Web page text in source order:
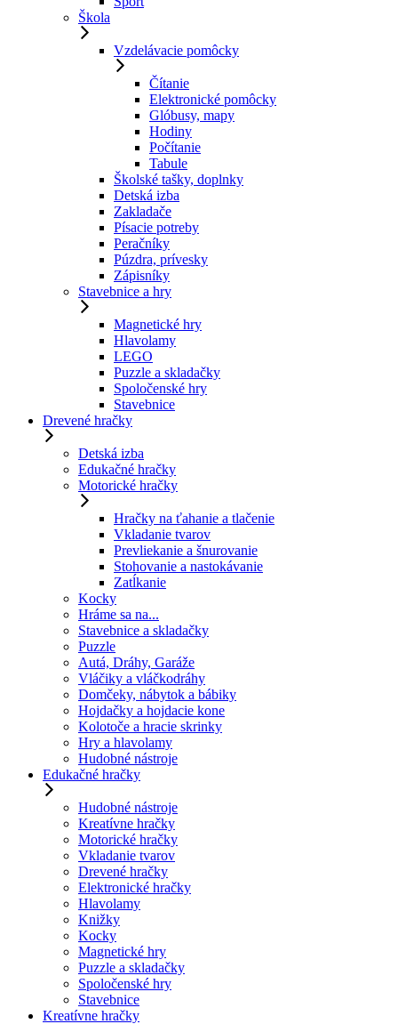
Škola
Vzdelávacie pomôcky
Čítanie
Elektronické pomôcky
Glóbusy, mapy
Hodiny
Počítanie
Tabule
Školské tašky, doplnky
Detská izba
Zakladače
Písacie potreby
Peračníky
Púzdra, prívesky
Zápisníky
Stavebnice a hry
Magnetické hry
Hlavolamy
LEGO
Puzzle a skladačky
Spoločenské hry
Stavebnice
Drevené hračky
Detská izba
Edukačné hračky
Motorické hračky
Hračky na ťahanie a tlačenie
Vkladanie tvarov
Prevliekanie a šnurovanie
Stohovanie a nastokávanie
Zatĺkanie
Kocky
Hráme sa na...
Stavebnice a skladačky
Puzzle
Autá, Dráhy, Garáže
Vláčiky a vláčkodráhy
Domčeky, nábytok a bábiky
Hojdačky a hojdacie kone
Kolotoče a hracie skrinky
Hry a hlavolamy
Hudobné nástroje
Edukačné hračky
Hudobné nástroje
Kreatívne hračky
Motorické hračky
Vkladanie tvarov
Drevené hračky
Elektronické hračky
Hlavolamy
Knižky
Kocky
Magnetické hry
Puzzle a skladačky
Spoločenské hry
Stavebnice
Kreatívne hračky